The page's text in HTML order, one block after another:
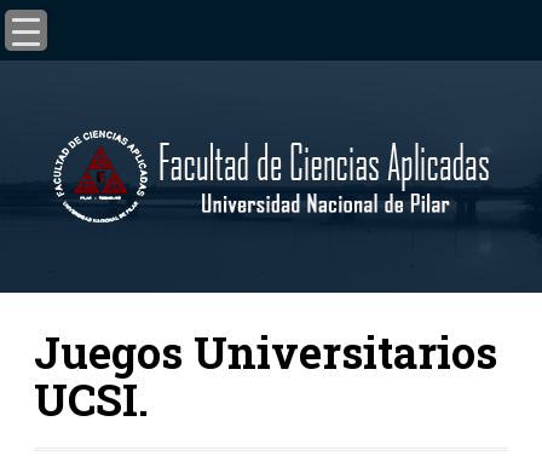
Juegos Universitarios
UCSI.